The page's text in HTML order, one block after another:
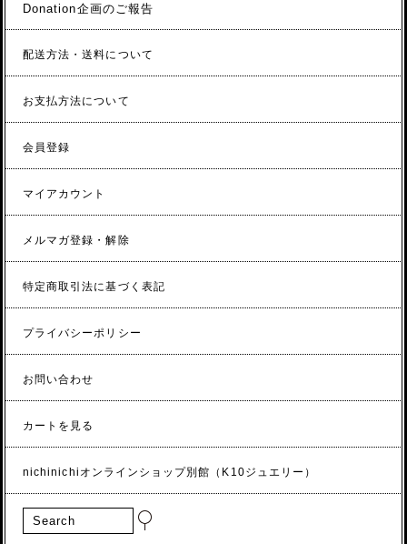
Donation企画のご報告
配送方法・送料について
お支払方法について
会員登録
マイアカウント
メルマガ登録・解除
特定商取引法に基づく表記
プライバシーポリシー
お問い合わせ
カートを見る
nichinichiオンラインショップ別館（K10ジュエリー）